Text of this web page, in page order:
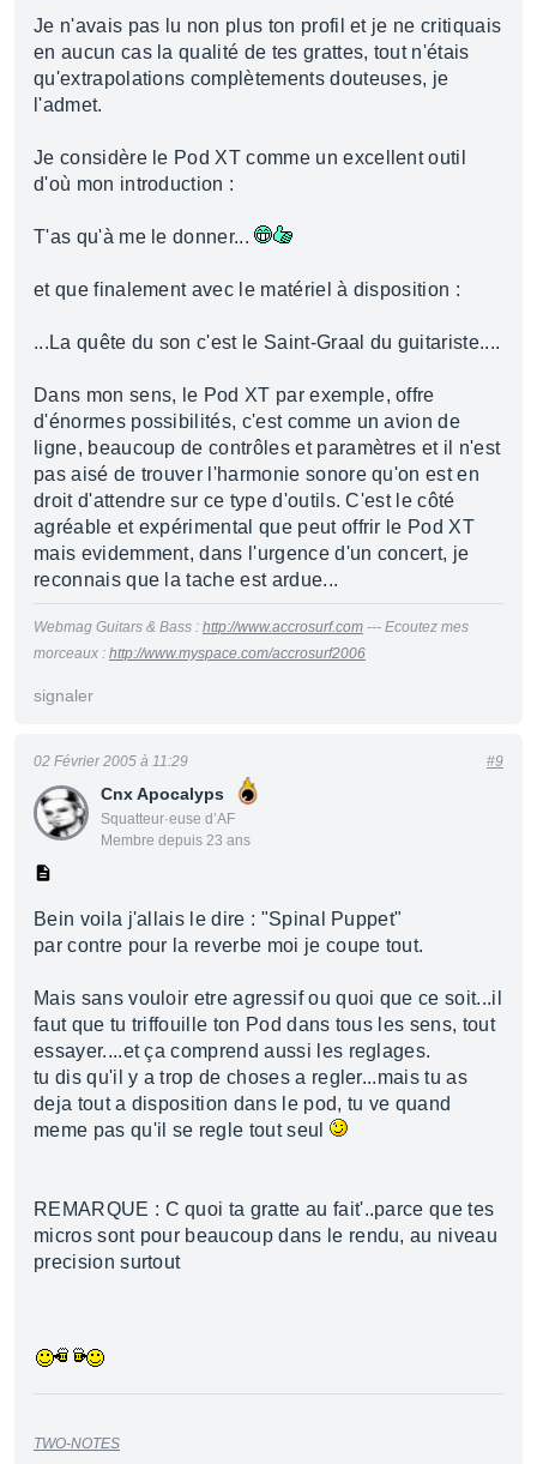
Je n'avais pas lu non plus ton profil et je ne critiquais
en aucun cas la qualité de tes grattes, tout n'étais
qu'extrapolations complètements douteuses, je
l'admet.
Je considère le Pod XT comme un excellent outil
d'où mon introduction :
T'as qu'à me le donner...
et que finalement avec le matériel à disposition :
...La quête du son c'est le Saint-Graal du guitariste....
Dans mon sens, le Pod XT par exemple, offre
d'énormes possibilités, c'est comme un avion de
ligne, beaucoup de contrôles et paramètres et il n'est
pas aisé de trouver l'harmonie sonore qu'on est en
droit d'attendre sur ce type d'outils. C'est le côté
agréable et expérimental que peut offrir le Pod XT
mais evidemment, dans l'urgence d'un concert, je
reconnais que la tache est ardue...
Webmag Guitars & Bass : http://www.accrosurf.com --- Ecoutez mes
morceaux : http://www.myspace.com/accrosurf2006
signaler
Cnx Apocalyps
Squatteur·euse d’AF
Membre depuis 23 ans
02 Février 2005 à 11:29 #9
Bein voila j'allais le dire : "Spinal Puppet"
par contre pour la reverbe moi je coupe tout.
Mais sans vouloir etre agressif ou quoi que ce soit...il
faut que tu triffouille ton Pod dans tous les sens, tout
essayer....et ça comprend aussi les reglages.
tu dis qu'il y a trop de choses a regler...mais tu as
deja tout a disposition dans le pod, tu ve quand
meme pas qu'il se regle tout seul
REMARQUE : C quoi ta gratte au fait'..parce que tes
micros sont pour beaucoup dans le rendu, au niveau
precision surtout
TWO-NOTES